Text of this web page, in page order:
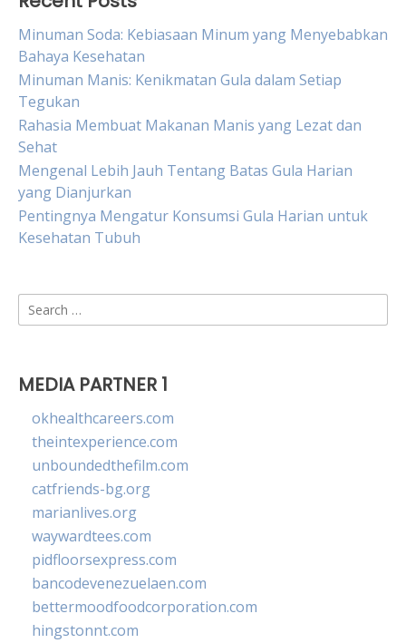
Minuman Soda: Kebiasaan Minum yang Menyebabkan
Bahaya Kesehatan
Minuman Manis: Kenikmatan Gula dalam Setiap
Tegukan
Rahasia Membuat Makanan Manis yang Lezat dan
Sehat
Mengenal Lebih Jauh Tentang Batas Gula Harian
yang Dianjurkan
Pentingnya Mengatur Konsumsi Gula Harian untuk
Kesehatan Tubuh
Search
for:
MEDIA PARTNER 1
okhealthcareers.com
theintexperience.com
unboundedthefilm.com
catfriends-bg.org
marianlives.org
waywardtees.com
pidfloorsexpress.com
bancodevenezuelaen.com
bettermoodfoodcorporation.com
hingstonnt.com